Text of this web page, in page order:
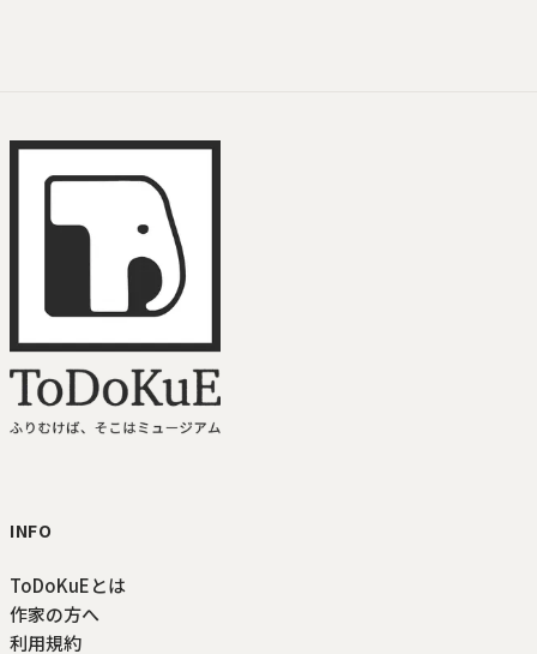
INFO
ToDoKuEとは
作家の方へ
利用規約